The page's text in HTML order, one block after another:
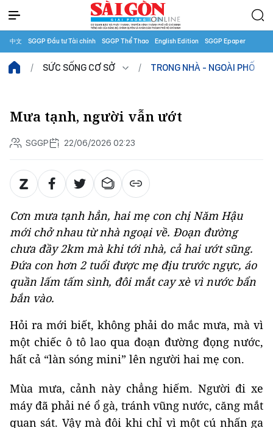
中文 SGGP Đầu tư Tài chính SGGP Thể Thao English Edition SGGP Epaper
SỨC SỐNG CƠ SỞ TRONG NHÀ - NGOÀI PHỐ
Mưa tạnh, người vẫn ướt
SGGP 22/06/2026 02:23
Cơn mưa tạnh hẳn, hai mẹ con chị Năm Hậu
mới chở nhau từ nhà ngoại về. Đoạn đường
chưa đầy 2km mà khi tới nhà, cả hai ướt sũng.
Đứa con hơn 2 tuổi được mẹ địu trước ngực, áo
quần lấm tấm sình, đôi mắt cay xè vì nước bẩn
bắn vào.
Hỏi ra mới biết, không phải do mắc mưa, mà vì
một chiếc ô tô lao qua đoạn đường đọng nước,
hất cả “làn sóng mini” lên người hai mẹ con.
Mùa mưa, cảnh này chẳng hiếm. Người đi xe
máy đã phải né ổ gà, tránh vũng nước, căng mắt
quan sát. Vậy mà đôi khi chỉ vì một cú nhấn ga